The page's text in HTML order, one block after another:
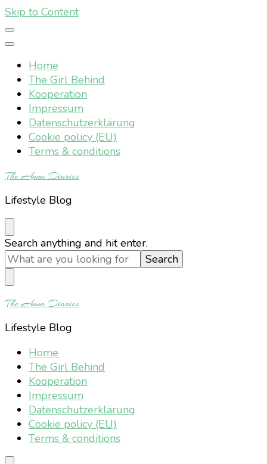
Skip to Content
Home
The Girl Behind
Kooperation
Impressum
Datenschutzerklärung
Cookie policy (EU)
Terms & conditions
The Anna Diaries
Lifestyle Blog
Looking
for
Something?
Search anything and hit enter.
The Anna Diaries
Lifestyle Blog
Home
The Girl Behind
Kooperation
Impressum
Datenschutzerklärung
Cookie policy (EU)
Terms & conditions